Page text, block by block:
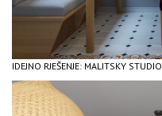
IDEJNO RJEŠENJE: MALITSKY STUDIO